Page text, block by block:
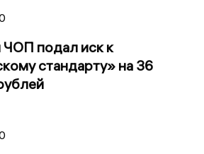
подал иск к
стандарту» на 36